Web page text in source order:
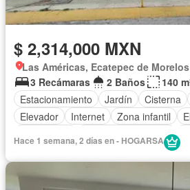
$ 2,314,000 MXN
Las Américas, Ecatepec de Morelos
3 Recámaras
2 Baños
140
Estacionamiento
Jardín Cisterna
Elevador
Internet Zona infantil
Televisión por cable
Wifi
Hace 1 semana, 2 días en - HOGARSA